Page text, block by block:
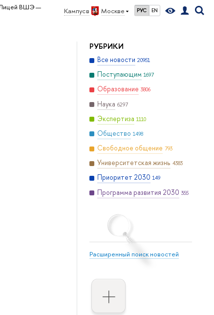
Кампус в Москве РУС EN
ВШЭ —
РУБРИКИ
Все новости 20951
Поступающим 1697
Образование 3806
Наука 6297
Экспертиза 1110
Общество 1498
Свободное общение 793
Университетская жизнь 4383
Приоритет 2030 149
Программа развития 2030 355
Расширенный поиск новостей